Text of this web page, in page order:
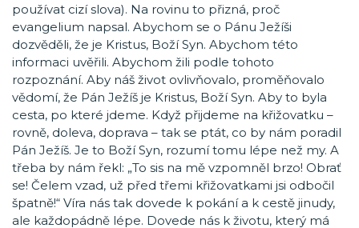
používat cizí slova). Na rovinu to přizná, proč
evangelium napsal. Abychom se o Pánu Ježíši
dozvěděli, že je Kristus, Boží Syn. Abychom této
informaci uvěřili. Abychom žili podle tohoto
rozpoznání. Aby náš život ovlivňovalo, proměňovalo
vědomí, že Pán Ježíš je Kristus, Boží Syn. Aby to byla
cesta, po které jdeme. Když přijdeme na křižovatku –
rovně, doleva, doprava – tak se ptát, co by nám poradil
Pán Ježíš. Je to Boží Syn, rozumí tomu lépe než my. A
třeba by nám řekl: „To sis na mě vzpomněl brzo! Obrať
se! Čelem vzad, už před třemi křižovatkami jsi odbočil
špatně!“ Víra nás tak dovede k pokání a k cestě jinudy,
ale každopádně lépe. Dovede nás k životu, který má